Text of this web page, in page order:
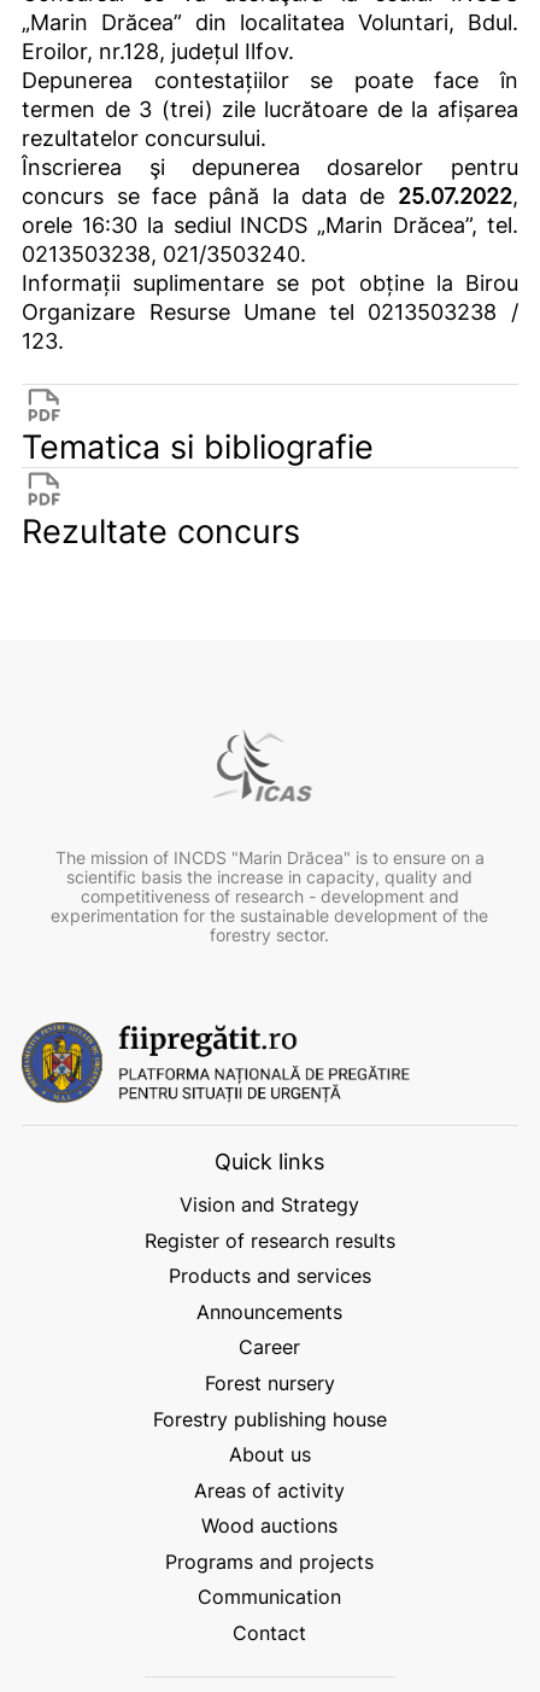
„Marin Drăcea” din localitatea Voluntari, Bdul.
Eroilor, nr.128, județul Ilfov.
Depunerea contestațiilor se poate face în
termen de 3 (trei) zile lucrătoare de la afișarea
rezultatelor concursului.
Înscrierea şi depunerea dosarelor pentru
concurs se face până la data de 25.07.2022,
orele 16:30 la sediul INCDS „Marin Drăcea”, tel.
0213503238, 021/3503240.
Informații suplimentare se pot obține la Birou
Organizare Resurse Umane tel 0213503238 /
123.
Tematica si bibliografie
Rezultate concurs
The mission of INCDS "Marin Drăcea" is to ensure on a
scientific basis the increase in capacity, quality and
competitiveness of research - development and
experimentation for the sustainable development of the
forestry sector.
Quick links
Vision and Strategy
Register of research results
Products and services
Announcements
Career
Forest nursery
Forestry publishing house
About us
Areas of activity
Wood auctions
Programs and projects
Communication
Contact